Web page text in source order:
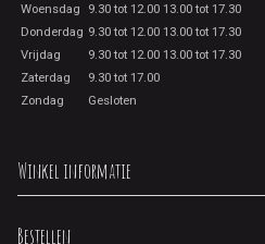
Woensdag
9.30 tot 12.00 13.00 tot 17.30
Donderdag 9.30 tot 12.00 13.00 tot 17.30
Vrijdag
9.30 tot 12.00 13.00 tot 17.30
Zaterdag
9.30 tot 17.00
Zondag
Gesloten
Winkel informatie
Bestellen